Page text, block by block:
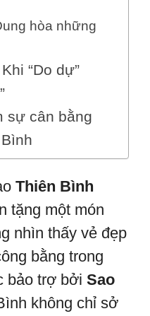
hòa những
“Do dự”
sự cân bằng
Thiên Bình
tặng một món
nhìn thấy vẻ đẹp
bằng trong
bảo trợ bởi Sao
không chỉ sở